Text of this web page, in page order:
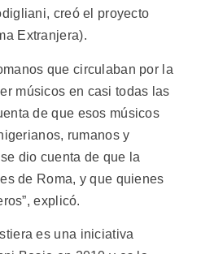
creó el proyecto
Extranjera).
que circulaban por la
músicos en casi todas las
de que esos músicos
rumanos y
dio cuenta de que la
de Roma, y que quienes
explicó.
es una iniciativa